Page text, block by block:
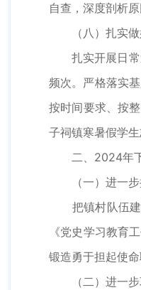
自查，深度剖析
（八）扎实做
扎实开展日常
频次。严格落实
按时间要求、按
子祠镇寒暑假学
二、2024年下
（一）进一步
把镇村队伍建
《党史学习教育
锻造勇于担起使命
（二）进一步